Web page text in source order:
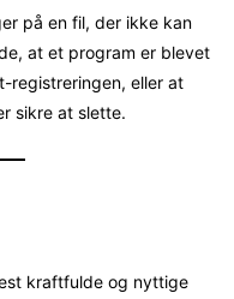
på en fil, der ikke kan
at et program er blevet
registreringen, eller at
sikre at slette.
kraftfulde og nyttige